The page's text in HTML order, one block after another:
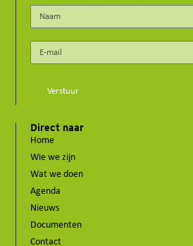
Verstuur
Direct naar
Home
Wie we zijn
Wat we doen
Agenda
Nieuws
Documenten
Contact